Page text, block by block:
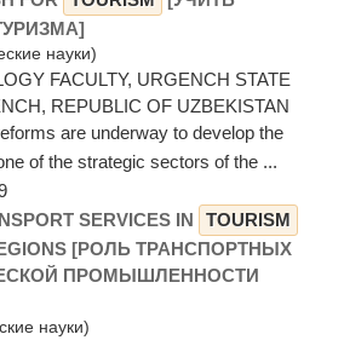
науки)
FACULTY, URGENCH STATE
REPUBLIC OF UZBEKISTAN
are underway to develop the
of the strategic sectors of the ...
SERVICES IN
TOURISM
[РОЛЬ ТРАНСПОРТНЫХ
ПРОМЫШЛЕННОСТИ
науки)